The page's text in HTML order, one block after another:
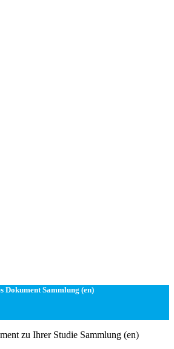
Dokument Sammlung (en)
zu Ihrer Studie Sammlung (en)